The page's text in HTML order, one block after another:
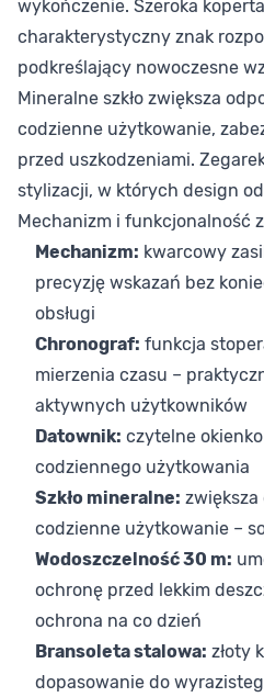
wykończenie. Szeroka
charakterystyczny znak
podkreślający nowoczesne
Mineralne szkło zwiększa
codzienne użytkowanie,
przed uszkodzeniami.
stylizacji, w których design
Mechanizm i funkcjonalność
Mechanizm: kwarcowy
precyzję wskazań bez
obsługi
Chronograf: funkcja
mierzenia czasu –
aktywnych użytkowników
Datownik: czytelne
codziennego użytkowania
Szkło mineralne:
codzienne użytkowanie –
Wodoszczelność 30 m:
ochronę przed lekkim
ochrona na co dzień
Bransoleta stalowa: złoty
dopasowanie do